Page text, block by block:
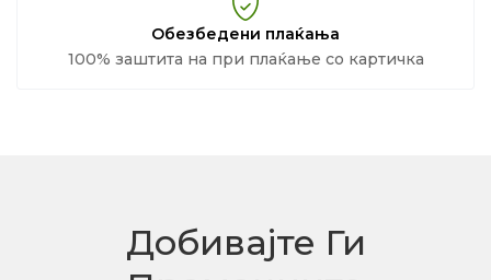
Обезбедени плаќања
100% заштита на при плаќање со картичка
Добивајте Ги